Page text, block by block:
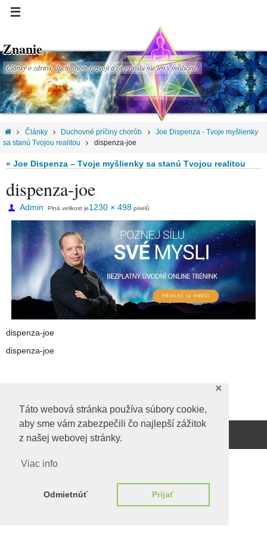
Táto webová stránka používa súbory cookie,
aby sme vám zabezpečili čo najlepší zážitok
z našej webovej stránky.
Viac info
Odmietnúť Prijať
✕
Znanie
Články o zdraví, duchovnom rozvoji a za pravdu nie len v medicíne.
Články Duchovné príčiny chorôb
Joe Dispenza - Tvoje myšlienky
sa stanú Tvojou realitou
dispenza-joe
« Joe Dispenza – Tvoje myšlienky sa stanú Tvojou realitou
dispenza-joe
Admin Plná velikost je1230 × 498 pixelů
dispenza-joe
dispenza-joe
Beží na